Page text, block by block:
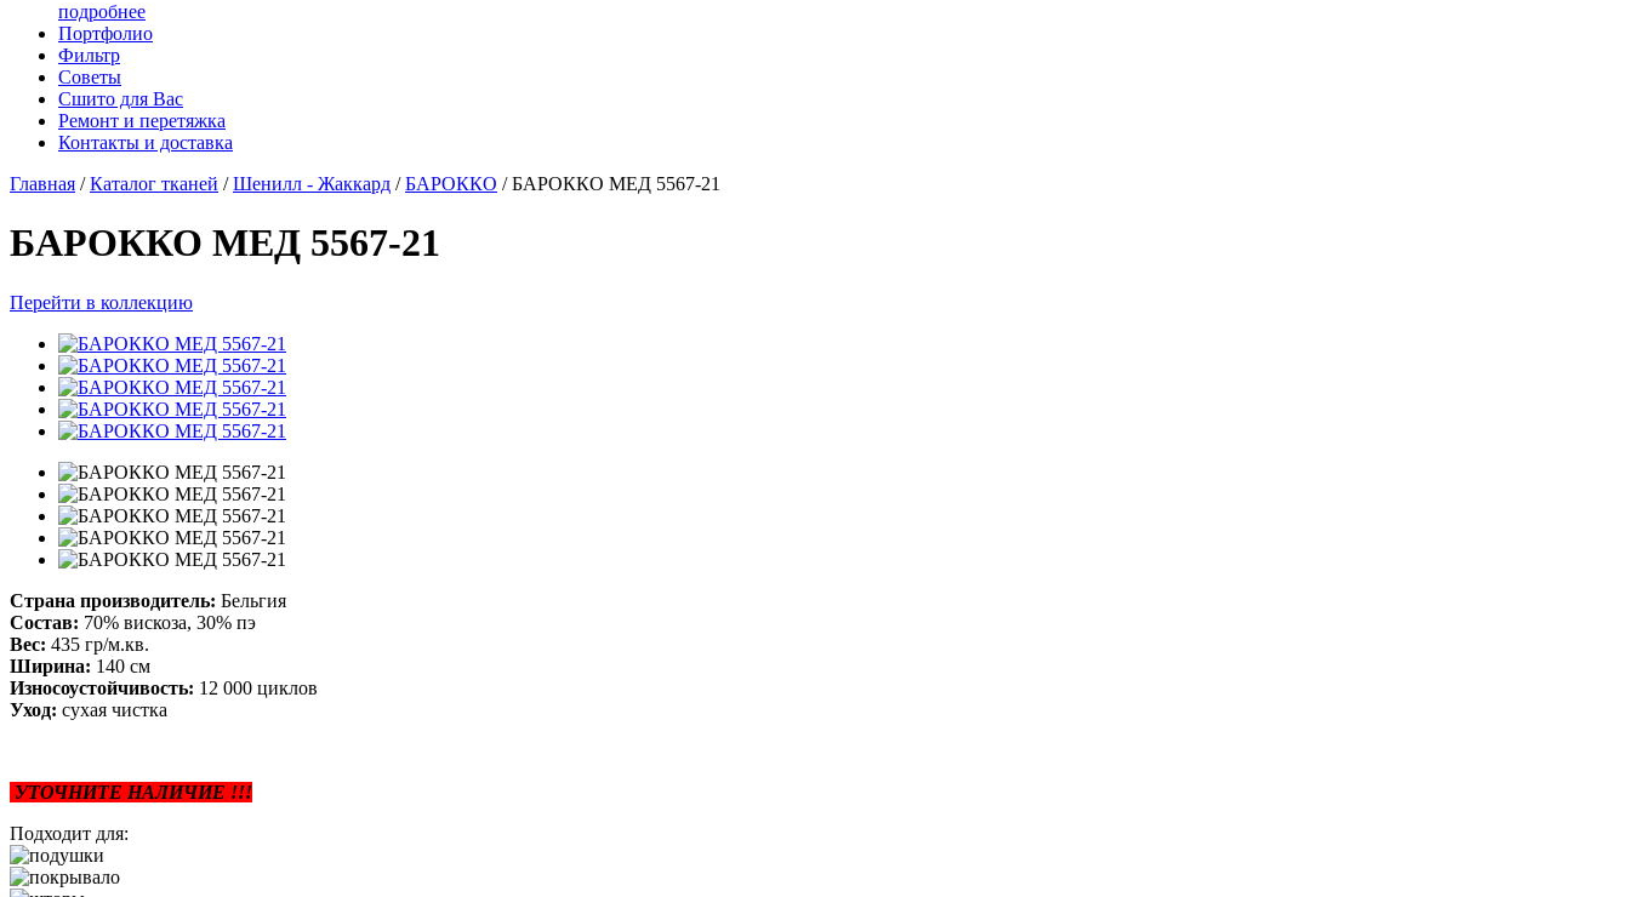
подробнее
Портфолио
Фильтр
Советы
Сшито для Вас
Ремонт и перетяжка
Контакты и доставка
Главная / Каталог тканей / Шенилл - Жаккард / БАРОККО / БАРОККО МЕД 5567-21
БАРОККО МЕД 5567-21
Перейти в коллекцию
Страна производитель: Бельгия
Состав: 70% вискоза, 30% пэ
Вес: 435 гр/м.кв.
Ширина: 140 см
Износоустойчивость: 12 000 циклов
Уход: сухая чистка
УТОЧНИТЕ НАЛИЧИЕ !!!
Подходит для: